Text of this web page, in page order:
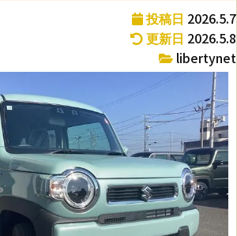
投稿日 2026.5.7
更新日 2026.5.8
libertynet